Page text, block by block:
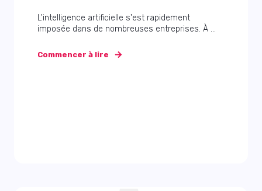
L'intelligence artificielle s'est rapidement
imposée dans de nombreuses entreprises. À ...
Commencer à lire